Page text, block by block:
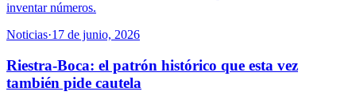
inventar números.
Noticias·17 de junio, 2026
Riestra-Boca: el patrón histórico que esta vez
también pide cautela